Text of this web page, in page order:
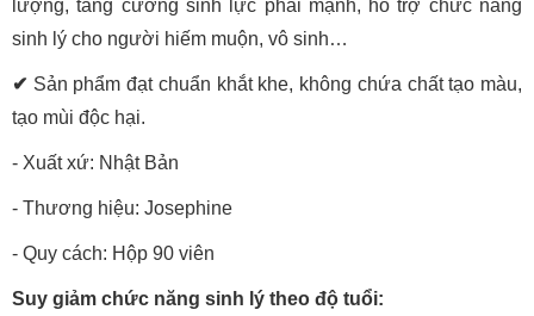
lượng, tăng cường sinh lực phái mạnh, hỗ trợ chức năng
sinh lý cho người hiếm muộn, vô sinh…
✔ Sản phẩm đạt chuẩn khắt khe, không chứa chất tạo màu,
tạo mùi độc hại.
- Xuất xứ: Nhật Bản
- Thương hiệu: Josephine
- Quy cách: Hộp 90 viên
Suy giảm chức năng sinh lý theo độ tuổi: